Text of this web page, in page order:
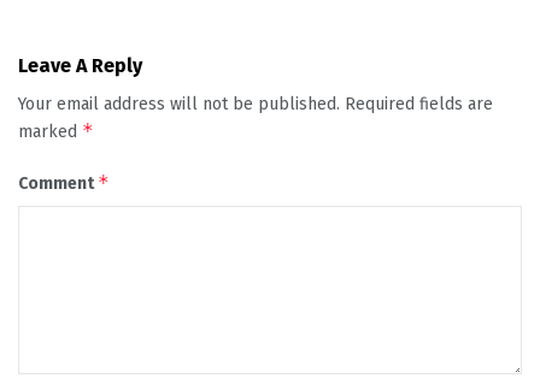
Leave A Reply
Your email address will not be published. Required fields are
marked *
Comment*